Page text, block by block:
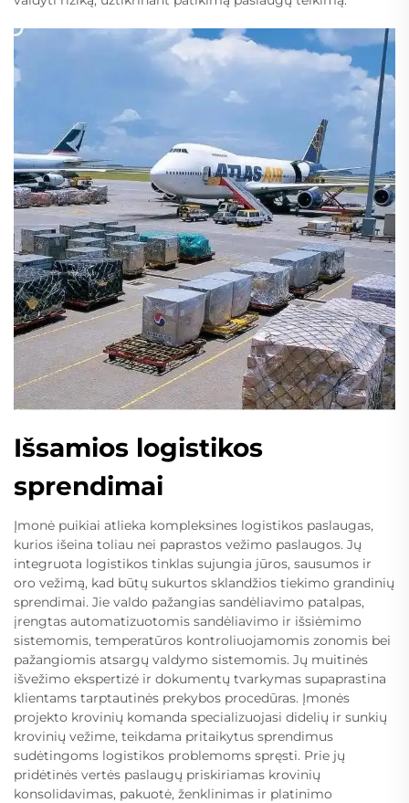
Išsamios logistikos
sprendimai
Įmonė puikiai atlieka kompleksines logistikos paslaugas,
kurios išeina toliau nei paprastos vežimo paslaugos. Jų
integruota logistikos tinklas sujungia jūros, sausumos ir
oro vežimą, kad būtų sukurtos sklandžios tiekimo grandinių
sprendimai. Jie valdo pažangias sandėliavimo patalpas,
įrengtas automatizuotomis sandėliavimo ir išsiėmimo
sistemomis, temperatūros kontroliuojamomis zonomis bei
pažangiomis atsargų valdymo sistemomis. Jų muitinės
išvežimo ekspertizė ir dokumentų tvarkymas supaprastina
klientams tarptautinės prekybos procedūras. Įmonės
projekto krovinių komanda specializuojasi didelių ir sunkių
krovinių vežime, teikdama pritaikytus sprendimus
sudėtingoms logistikos problemoms spręsti. Prie jų
pridėtinės vertės paslaugų priskiriamas krovinių
konsolidavimas, pakuotė, ženklinimas ir platinimo